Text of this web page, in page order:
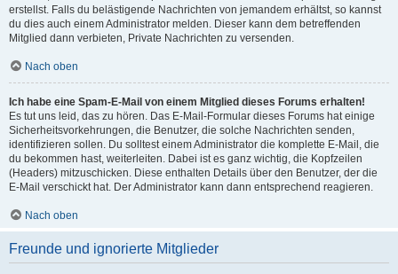
erstellst. Falls du belästigende Nachrichten von jemandem erhältst, so kannst
du dies auch einem Administrator melden. Dieser kann dem betreffenden
Mitglied dann verbieten, Private Nachrichten zu versenden.
Nach oben
Ich habe eine Spam-E-Mail von einem Mitglied dieses Forums erhalten!
Es tut uns leid, das zu hören. Das E-Mail-Formular dieses Forums hat einige
Sicherheitsvorkehrungen, die Benutzer, die solche Nachrichten senden,
identifizieren sollen. Du solltest einem Administrator die komplette E-Mail, die
du bekommen hast, weiterleiten. Dabei ist es ganz wichtig, die Kopfzeilen
(Headers) mitzuschicken. Diese enthalten Details über den Benutzer, der die
E-Mail verschickt hat. Der Administrator kann dann entsprechend reagieren.
Nach oben
Freunde und ignorierte Mitglieder